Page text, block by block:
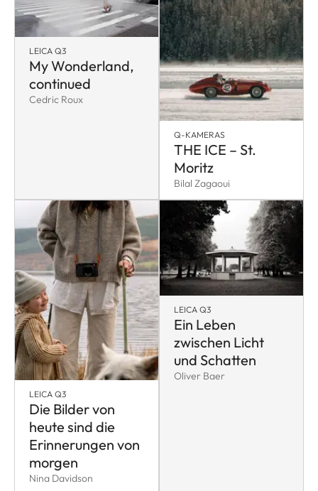
LEICA Q3
My Wonderland,
continued
Cedric Roux
Q-KAMERAS
THE ICE – St.
Moritz
Bilal Zagaoui
LEICA Q3
Die Bilder von
heute sind die
Erinnerungen von
morgen
Nina Davidson
LEICA Q3
Ein Leben
zwischen Licht
und Schatten
Oliver Baer